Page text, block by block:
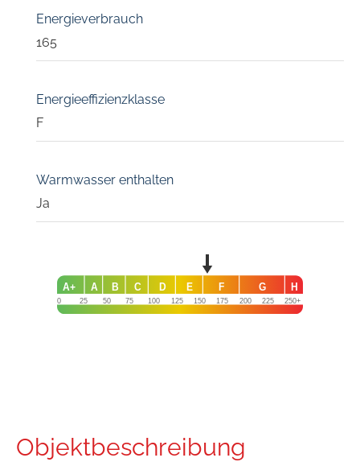
Energieverbrauch
165
Energieeffizienzklasse
F
Warmwasser enthalten
Ja
0 25 50 75 100 125 150 175 200 225 250+
H
G
F
E
D
C
B
A
A+
Objektbeschreibung